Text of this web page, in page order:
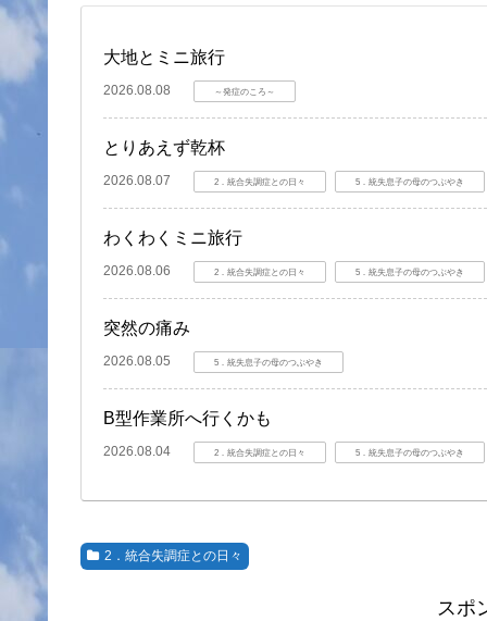
大地とミニ旅行
2026.08.08 ～発症のころ～
とりあえず乾杯
2026.08.07 2．統合失調症との日々 5．統失息子の母のつぶやき
わくわくミニ旅行
2026.08.06 2．統合失調症との日々 5．統失息子の母のつぶやき
突然の痛み
2026.08.05 5．統失息子の母のつぶやき
B型作業所へ行くかも
2026.08.04 2．統合失調症との日々 5．統失息子の母のつぶやき
2．統合失調症との日々
スポ